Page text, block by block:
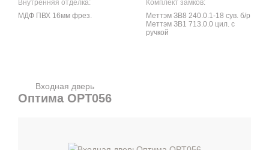
Внутренняя отделка:
МДФ ПВХ 16мм фрез.
Комплект замков:
Меттэм ЗВ8 240.0.1-18 сув. б/р
Меттэм ЗВ1 713.0.0 цил. с
ручкой
Входная дверь
Оптима OPT056